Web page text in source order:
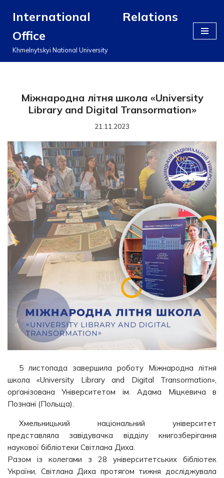
до
вмісту
International Relations
Office
Khmelnytskyi National University
Міжнародна літня школа «University
Library and Digital Transormation»
21.11.2023
5 листопада завершила роботу Міжнародна літня
школа «University Library and Digital Transormation»,
організована Університетом ім. Адама Міцкевича в
Познані (Польща).
Хмельницький національний університет
представляла завідувачка відділу книгозберігання
наукової бібліотеки Світлана Диха.
Разом із колегами з 28 університетських бібліотек
України, Світлана Диха протягом тижня досліджувала